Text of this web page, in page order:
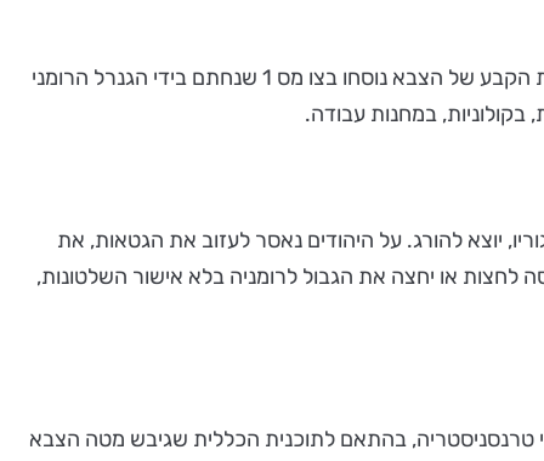
בין החודשים אוקטובר ודצמבר רוכזו הניצולים היהודים מדרום טרנסניסטריה במחנות המוות הרומניים על גדת נהר הבוג. פקודות הקבע של הצבא נוסחו בצו מס 1 שנחתם בידי הגנרל הרומני
בקולוניות, במחנות עבודה.
יוצא להורג. על היהודים נאסר לעזוב את הגטאות, את
לחצות או יחצה את הגבול לרומניה בלא אישור השלטונות,
בשיירות שנדדו ברחבי טרנסניסטריה, בהתאם לתוכנית הכללית שגיבש מטה הצבא